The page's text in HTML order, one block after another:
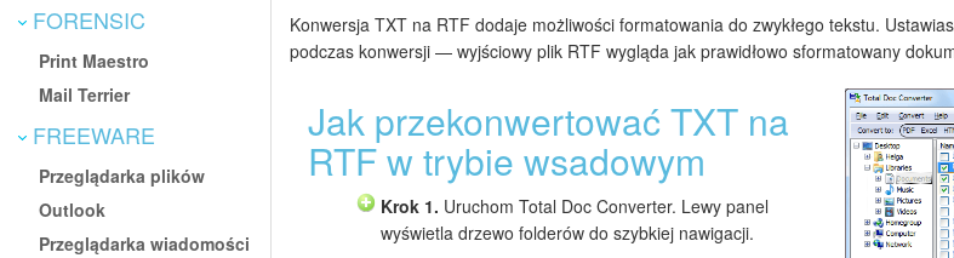
FORENSIC
Print Maestro
Mail Terrier
FREEWARE
Przeglądarka plików
Outlook
Przeglądarka wiadomości
Konwersja TXT na RTF dodaje możliwości formatowania do zwykłego tekstu.
podczas konwersji — wyjściowy plik RTF wygląda jak prawidłowo sformatowany
Jak przekonwertować TXT na
RTF w trybie wsadowym
Krok 1. Uruchom Total Doc Converter. Lewy panel
wyświetla drzewo folderów do szybkiej nawigacji.